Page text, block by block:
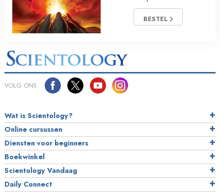
BESTEL
VOLG ONS
Wat is Scientology?
Online cursussen
Diensten voor beginners
Boekwinkel
Scientology Vandaag
Daily Connect